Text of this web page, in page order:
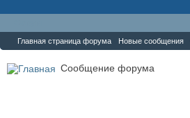
Главная страница форума Новые сообщения
Сообщение форума